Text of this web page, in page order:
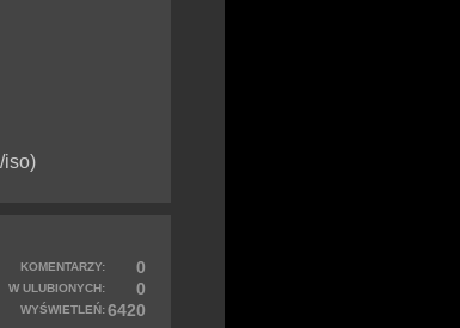
iso)
KOMENTARZY: 0
W ULUBIONYCH: 0
WYŚWIETLEŃ:6420